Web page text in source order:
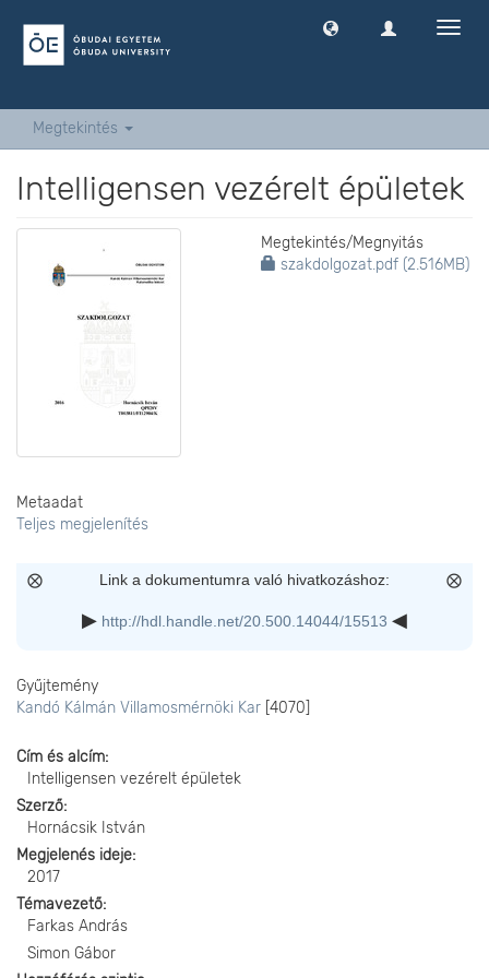
Megtekintés
Intelligensen vezérelt épületek
Megtekintés/Megnyitás
szakdolgozat.pdf (2.516MB)
Metaadat
Teljes megjelenítés
Link a dokumentumra való hivatkozáshoz:
http://hdl.handle.net/20.500.14044/15513
Gyűjtemény
Kandó Kálmán Villamosmérnöki Kar [4070]
Cím és alcím
Intelligensen vezérelt épületek
Szerző
Hornácsik István
Megjelenés ideje
2017
Témavezető
Farkas András
Simon Gábor